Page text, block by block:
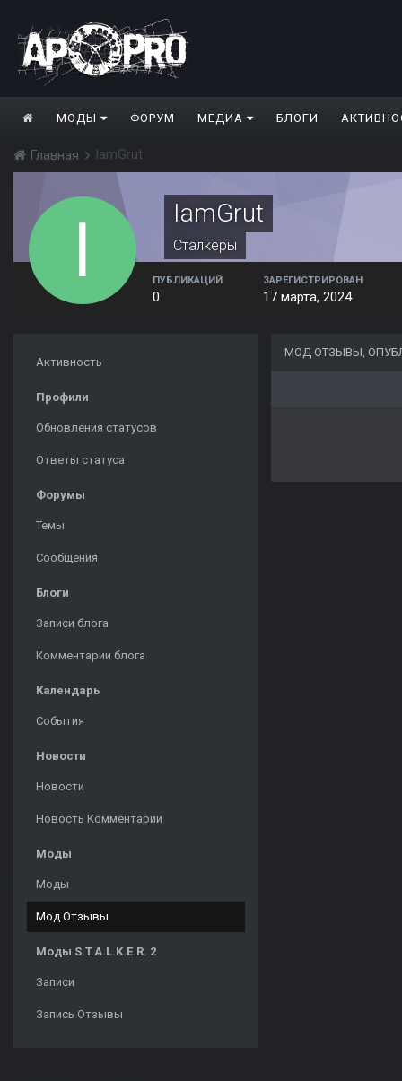
МОДЫ ФОРУМ МЕДИА БЛОГИ
Главная IamGrut
IamGrut
Сталкеры
ПУБЛИКАЦИЙ
0
ЗАРЕГИСТРИРОВАН
17 марта, 2024
Активность
Профили
Обновления статусов
Ответы статуса
Форумы
Темы
Сообщения
Блоги
Записи блога
Комментарии блога
Календарь
События
Новости
Новости
Новость Комментарии
Моды
Моды
Мод Отзывы
Моды S.T.A.L.K.E.R. 2
Записи
Запись Отзывы
МОД ОТЗЫВЫ,